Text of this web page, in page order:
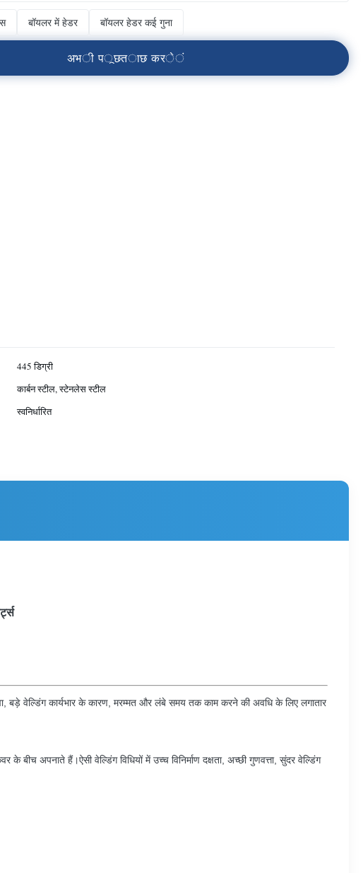
बॉयलर में हेडर बॉयलर हेडर कई गुना
अभी पूछताछ करें
445 डिग्री
कार्बन स्टील, स्टेनलेस स्टील
स्वनिर्धारित
बड़े वेल्डिंग कार्यभार के कारण, मरम्मत और लंबे समय तक काम करने की अवधि के लिए लगातार
अपनाते हैं।ऐसी वेल्डिंग विधियों में उच्च विनिर्माण दक्षता, अच्छी गुणवत्ता, सुंदर वेल्डिंग